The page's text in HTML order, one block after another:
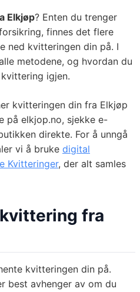
Elkjøp? Enten du trenger
finnes det flere
ned kvitteringen din på. I
metodene, og hvordan du
igjen.
kvitteringen din fra Elkjøp
på elkjop.no, sjekke e-
direkte. For å unngå
vi å bruke digital
Kvitteringer, der alt samles
fra
kvitteringen din på.
best avhenger av om du